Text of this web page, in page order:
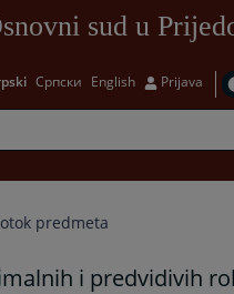
sud u
Српски English Prijava
predmeta
i predvidivih